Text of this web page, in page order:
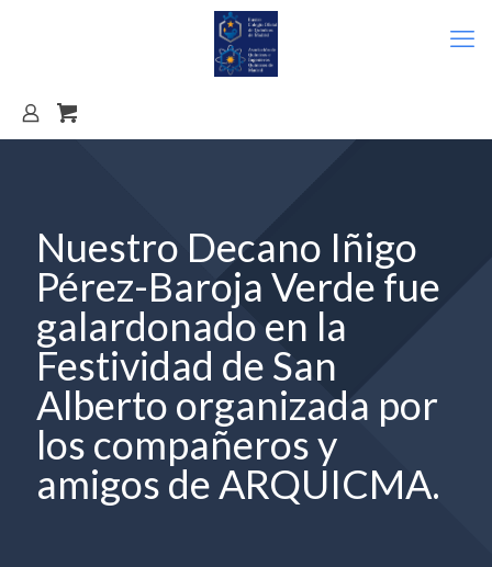
Nuestro Decano Iñigo
Pérez-Baroja Verde fue
galardonado en la
Festividad de San
Alberto organizada por
los compañeros y
amigos de ARQUICMA.